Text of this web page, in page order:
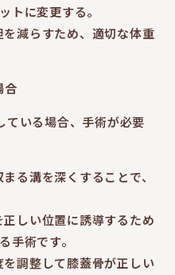
トに変更する。
を減らすため、適切な体重
合
ている場合、手術が必要
まる溝を深くすることで、
正しい位置に誘導するため
手術です。
を調整して膝蓋骨が正しい